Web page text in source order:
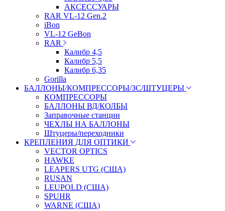
АКСЕССУАРЫ
RAR VL-12 Gen.2
iBon
VL-12 GeBon
RAR
Калибр 4,5
Калибр 5,5
Калибр 6,35
Gorilla
БАЛЛОНЫ/КОМПРЕССОРЫ/ЗС/ШТУЦЕРЫ
КОМПРЕССОРЫ
БАЛЛОНЫ ВД/КОЛБЫ
Заправочные станции
ЧЕХЛЫ НА БАЛЛОНЫ
Штуцеры/переходники
КРЕПЛЕНИЯ ДЛЯ ОПТИКИ
VECTOR OPTICS
HAWKE
LEAPERS UTG (США)
RUSAN
LEUPOLD (США)
SPUHR
WARNE (США)